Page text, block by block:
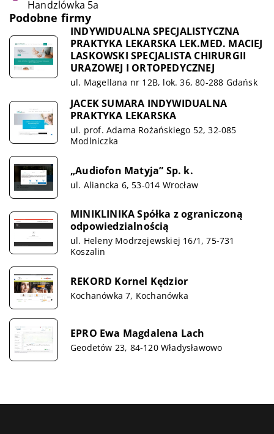
Handzlówka 5a
Podobne firmy
INDYWIDUALNA SPECJALISTYCZNA
PRAKTYKA LEKARSKA LEK.MED. MACIEJ
LASKOWSKI SPECJALISTA CHIRURGII
URAZOWEJ I ORTOPEDYCZNEJ
ul. Magellana nr 12B, lok. 36, 80-288 Gdańsk
JACEK SUMARA INDYWIDUALNA
PRAKTYKA LEKARSKA
ul. prof. Adama Rożańskiego 52, 32-085
Modlniczka
„Audiofon Matyja” Sp. k.
ul. Aliancka 6, 53-014 Wrocław
MINIKLINIKA Spółka z ograniczoną
odpowiedzialnością
ul. Heleny Modrzejewskiej 16/1, 75-731
Koszalin
REKORD Kornel Kędzior
Kochanówka 7, Kochanówka
EPRO Ewa Magdalena Lach
Geodetów 23, 84-120 Władysławowo